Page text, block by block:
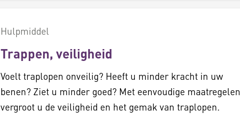
Hulpmiddel
Trappen, veiligheid
Voelt traplopen onveilig? Heeft u minder kracht in uw
benen? Ziet u minder goed? Met eenvoudige maatregelen
vergroot u de veiligheid en het gemak van traplopen.